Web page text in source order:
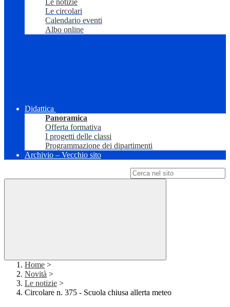
Le notizie
Le circolari
Calendario eventi
Albo online
Didattica
Panoramica
Offerta formativa
I progetti delle classi
Programmazione dei dipartimenti
Archivio – Vecchio sito
Home >
Novità >
Le notizie >
Circolare n. 375 - Scuola chiusa allerta meteo